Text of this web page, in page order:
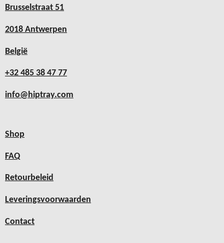
Brusselstraat 51
2018 Antwerpen
België
+32 485 38 47 77
info@hiptray.com
Shop
FAQ
Retourbeleid
Leveringsvoorwaarden
Contact